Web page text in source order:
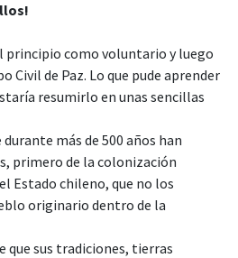
principio como voluntario y luego
Civil de Paz. Lo que pude aprender
resumirlo en unas sencillas
durante más de 500 años han
primero de la colonización
Estado chileno, que no los
originario dentro de la
que sus tradiciones, tierras